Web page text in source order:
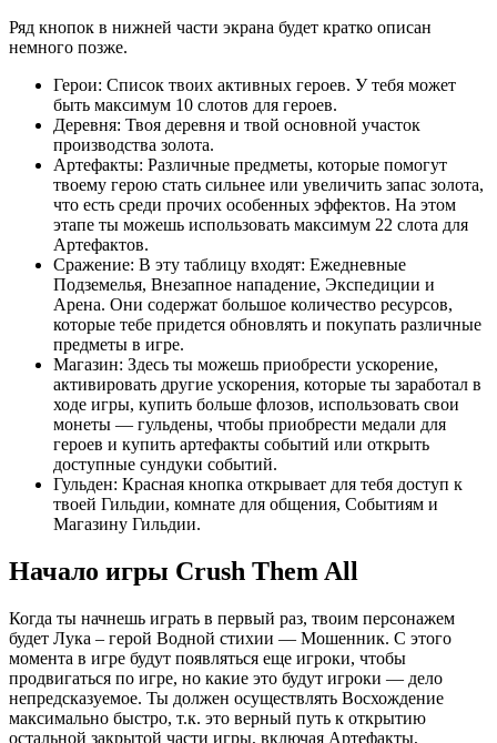
Ряд кнопок в нижней части экрана будет кратко описан
немного позже.
Герои: Список твоих активных героев. У тебя может
быть максимум 10 слотов для героев.
Деревня: Твоя деревня и твой основной участок
производства золота.
Артефакты: Различные предметы, которые помогут
твоему герою стать сильнее или увеличить запас золота,
что есть среди прочих особенных эффектов. На этом
этапе ты можешь использовать максимум 22 слота для
Артефактов.
Сражение: В эту таблицу входят: Ежедневные
Подземелья, Внезапное нападение, Экспедиции и
Арена. Они содержат большое количество ресурсов,
которые тебе придется обновлять и покупать различные
предметы в игре.
Магазин: Здесь ты можешь приобрести ускорение,
активировать другие ускорения, которые ты заработал в
ходе игры, купить больше флозов, использовать свои
монеты — гульдены, чтобы приобрести медали для
героев и купить артефакты событий или открыть
доступные сундуки событий.
Гульден: Красная кнопка открывает для тебя доступ к
твоей Гильдии, комнате для общения, Событиям и
Магазину Гильдии.
Начало игры Crush Them All
Когда ты начнешь играть в первый раз, твоим персонажем
будет Лука – герой Водной стихии — Мошенник. С этого
момента в игре будут появляться еще игроки, чтобы
продвигаться по игре, но какие это будут игроки — дело
непредсказуемое. Ты должен осуществлять Восхождение
максимально быстро, т.к. это верный путь к открытию
остальной закрытой части игры, включая Артефакты,